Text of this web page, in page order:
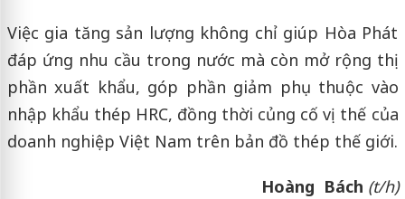
Việc gia tăng sản lượng không chỉ giúp Hòa Phát
đáp ứng nhu cầu trong nước mà còn mở rộng thị
phần xuất khẩu, góp phần giảm phụ thuộc vào
nhập khẩu thép HRC, đồng thời củng cố vị thế của
doanh nghiệp Việt Nam trên bản đồ thép thế giới.
Hoàng Bách (t/h)